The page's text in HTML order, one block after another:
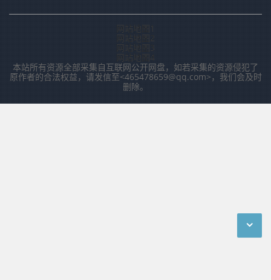
网站地图1
网站地图2
网站地图3
网站地图4
本站所有资源全部采集自互联网公开网盘，如若采集的资源侵犯了
原作者的合法权益，请发信至<465478659@qq.com>，我们会及时
删除。